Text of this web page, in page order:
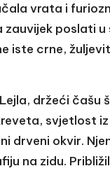
vrata i
zauvijek poslati
iste crne,
držeći čašu
svjetlost
drveni okvir.
na zidu.